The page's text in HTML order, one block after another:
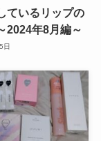
ているリップの
2024年8月編～
日